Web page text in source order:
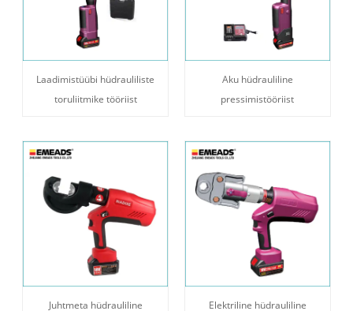
Laadimistüübi hüdrauliliste
toruliitmike tööriist
Aku hüdrauliline
pressimistööriist
Juhtmeta hüdrauliline
Elektriline hüdrauliline